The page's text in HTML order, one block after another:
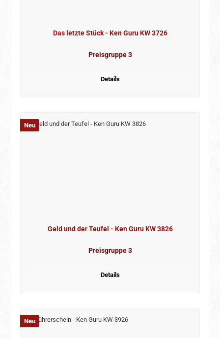
Das letzte Stück - Ken Guru KW 3726
Preisgruppe 3
Details
Neu
Geld und der Teufel - Ken Guru KW 3826
Preisgruppe 3
Details
Neu